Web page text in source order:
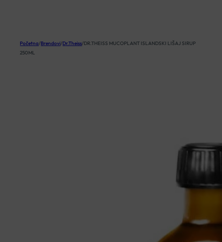
Početna/Brendovi/Dr.Theiss/DR.THEISS MUCOPLANT ISLANDSKI LIŠAJ SIRUP
250ML